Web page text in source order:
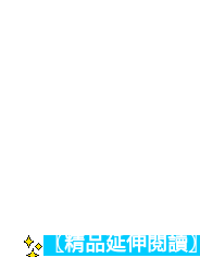
〖精品延伸閱讀〗